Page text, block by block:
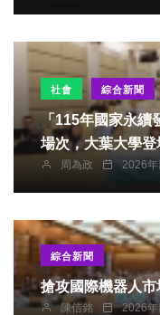
社會 綜合新聞
「115年國家永續
場次，大葉大學
周為政 2026年
綜合新聞
搶攻國際機器人
陳信銘 2026年